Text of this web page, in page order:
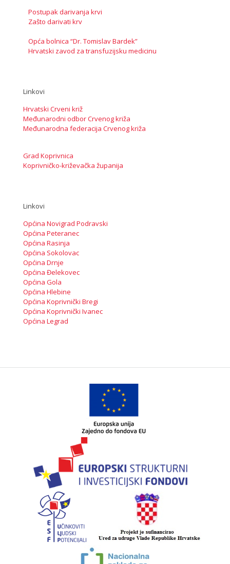
Postupak darivanja krvi
Zašto darivati krv
Opća bolnica “Dr. Tomislav Bardek”
Hrvatski zavod za transfuzijsku medicinu
Linkovi
Hrvatski Crveni križ
Međunarodni odbor Crvenog križa
Međunarodna federacija Crvenog križa
Grad Koprivnica
Koprivničko-križevačka županija
Linkovi
Općina Novigrad Podravski
Općina Peteranec
Općina Rasinja
Općina Sokolovac
Općina Drnje
Općina Đelekovec
Općina Gola
Općina Hlebine
Općina Koprivnički Bregi
Općina Koprivnički Ivanec
Općina Legrad